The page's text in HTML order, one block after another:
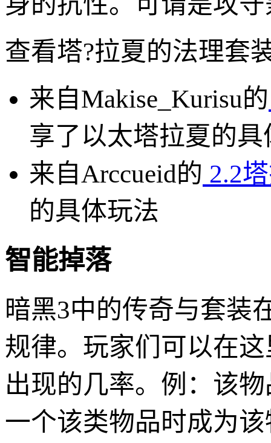
查看塔?拉夏的法理套
来自Makise_Kurisu的
享了以太塔拉夏的具
来自Arccueid的 2.2
的具体玩法
智能掉落
暗黑3中的传奇与套装
规律。玩家们可以在
出现的几率。例：该
一个该类物品时成为